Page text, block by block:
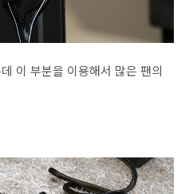
이 부분을 이용해서 많은 팬의